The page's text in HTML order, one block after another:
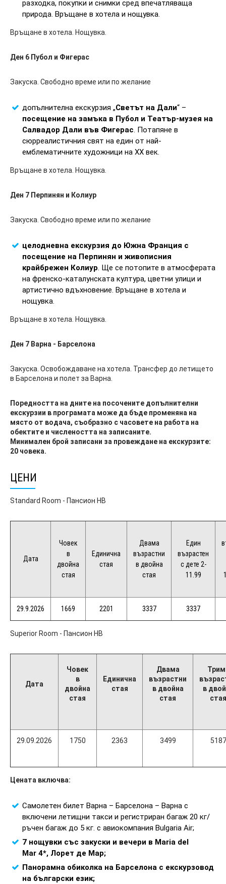
разходка, покупки и снимки сред впечатляваща
природа. Връщане в хотела и нощувка.
Връщане в хотела. Нощувка.
Ден 6 Пубол и Фигерас
Закуска. Свободно време или по желание
допълнителна екскурзия „Светът на Дали“ –
посещение на замъка в Пубол и Театър-музея на
Салвадор Дали във Фигерас. Потапяне в
сюрреалистичния свят на един от най-
емблематичните художници на XX век.
Връщане в хотела. Нощувка.
Ден 7 Перпинян и Колиур
Закуска. Свободно време или по желание
целодневна екскурзия до Южна Франция с
посещение на Перпинян и живописния
крайбрежен Колиур. Ще се потопите в атмосферата
на френско-каталунската култура, цветни улици и
артистично вдъхновение. Връщане в хотела и
нощувка.
Връщане в хотела. Нощувка.
Ден 7 Варна - Барселона
Закуска. Освобождаване на хотела. Трансфер до летището
в Барселона и полет за Варна.
Поредността на дните на посочените допълнителни
екскурзии в програмата може да бъде променяна на
място от водача, съобразно с часовете на работа на
обектите и числеността на записаните.
Минимален брой записани за провеждане на екскурзите:
20 човека.
ЦЕНИ
Standard Room - Пансион HB
Дата
Човек
в
двойна
стая
Единична
стая
Двама
възрастни
в двойна
стая
Един
възрастен
с дете 2-
11.99
29.9.2026 1669 2201 3337 3337
Superior Room - Пансион HB
Дата
Човек
в
двойна
стая
Единична
стая
Двама
възрастни
в двойна
стая
в
стая
29.09.2026 1750 2363 3499 5187
Цената включва:
Самолетен билет Варна – Барселона – Варна с
включени летищни такси и регистриран багаж 20 кг/
ръчен багаж до 5 кг. с авиокомпания Bulgaria Air;
7 нощувки със закуски и вечери в Maria del
Mar 4*, Лорет де Мар;
Панорамна обиколка на Барселона с екскурзовод
на български език;